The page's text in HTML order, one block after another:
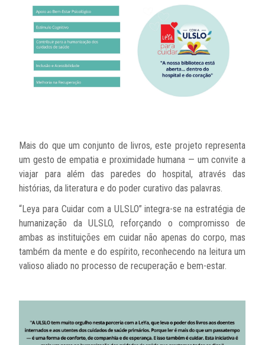
Mais do que um conjunto de livros, este projeto representa
um gesto de empatia e proximidade humana — um convite a
viajar para além das paredes do hospital, através das
histórias, da literatura e do poder curativo das palavras.
“Leya para Cuidar com a ULSLO” integra-se na estratégia de
humanização da ULSLO, reforçando o compromisso de
ambas as instituições em cuidar não apenas do corpo, mas
também da mente e do espírito, reconhecendo na leitura um
valioso aliado no processo de recuperação e bem-estar.